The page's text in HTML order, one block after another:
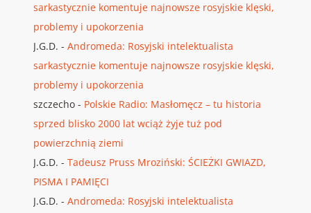
sarkastycznie komentuje najnowsze rosyjskie klęski,
problemy i upokorzenia
J.G.D. - Andromeda: Rosyjski intelektualista
sarkastycznie komentuje najnowsze rosyjskie klęski,
problemy i upokorzenia
szczecho- Polskie Radio: Masłomęcz – tu historia
sprzed blisko 2000 lat wciąż żyje tuż pod
powierzchnią ziemi
J.G.D. - Tadeusz Pruss Mroziński: ŚCIEŻKI GWIAZD,
PISMA I PAMIĘCI
J.G.D. - Andromeda: Rosyjski intelektualista